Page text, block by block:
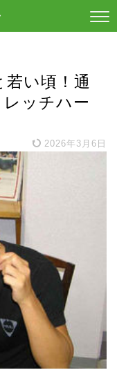
い頃！通
ッチハー
2026年3月6日